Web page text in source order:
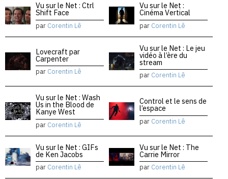
Vu sur le Net : Ctrl
Shift Face
par Corentin Lê
Vu sur le Net :
Cinéma Vertical
par Corentin Lê
Lovecraft par
Carpenter
par Corentin Lê
Vu sur le Net : Le jeu
vidéo à l’ère du
stream
par Corentin Lê
Vu sur le Net : Wash
Us in the Blood de
Kanye West
par Corentin Lê
Control et le sens de
l’espace
par Corentin Lê
Vu sur le Net : GIFs
de Ken Jacobs
par Corentin Lê
Vu sur le Net : The
Carrie Mirror
par Corentin Lê